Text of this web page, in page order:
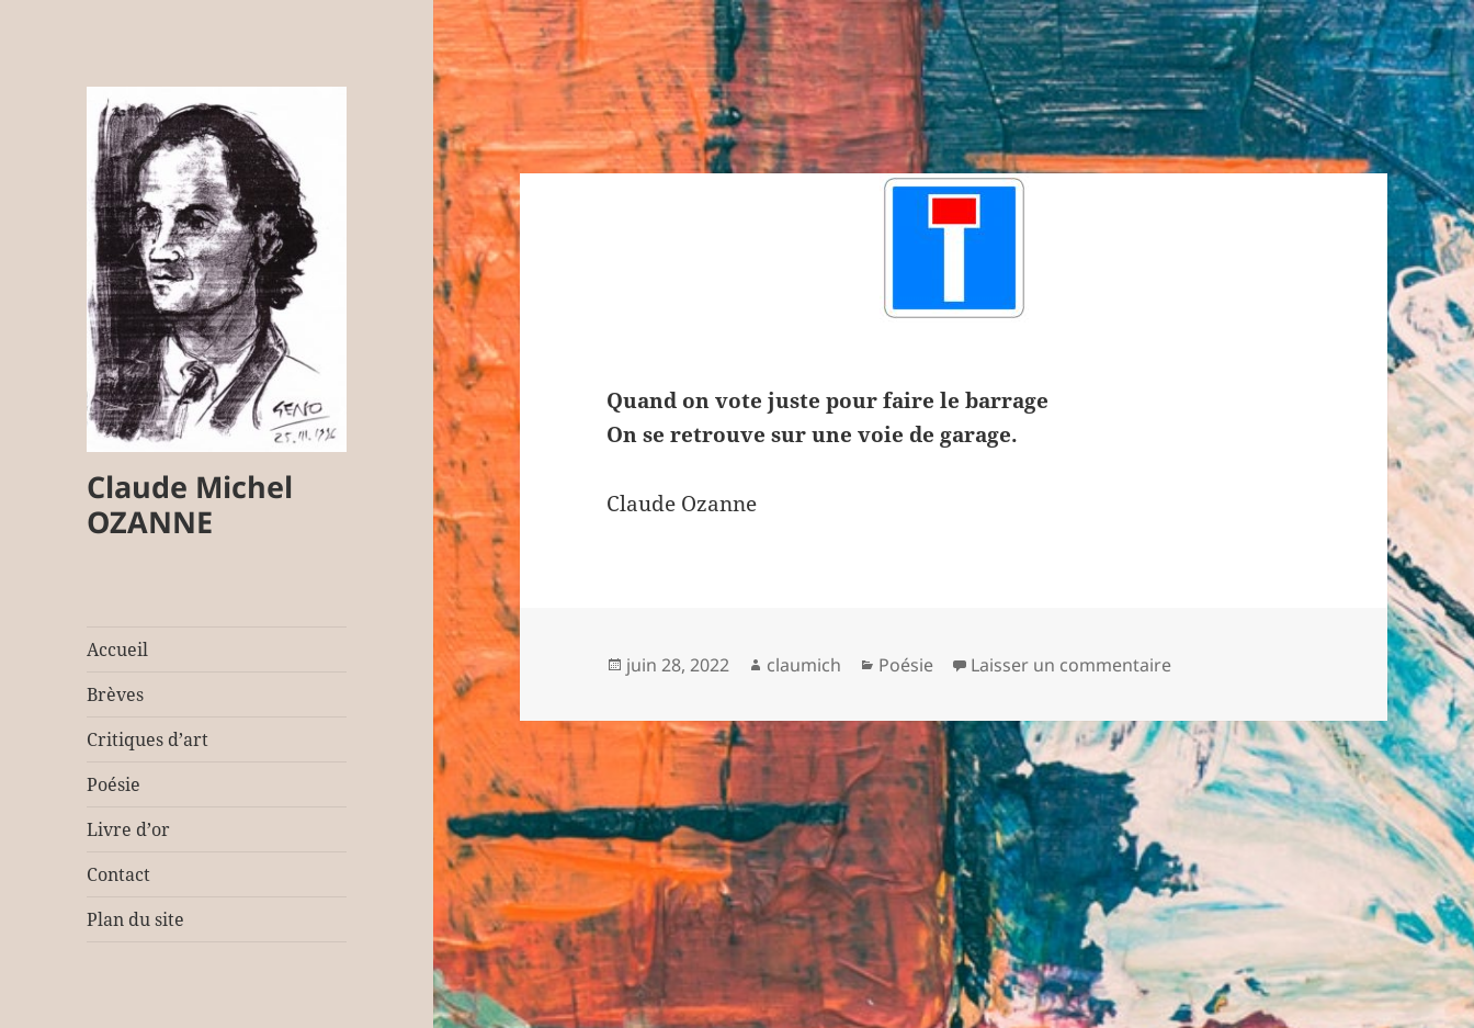
Claude Michel
OZANNE
Accueil
Brèves
Critiques d’art
Poésie
Livre d’or
Contact
Plan du site
Quand on vote juste pour faire le barrage
On se retrouve sur une voie de garage.
Claude Ozanne
Publié
juin 28, 2022 Auteur
claumich Catégories
Poésie Laisser un commentairesur Vote barrage